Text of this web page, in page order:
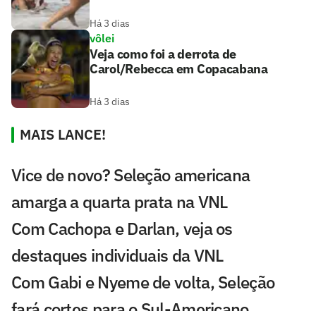
Há 3 dias
vôlei
Veja como foi a derrota de
Carol/Rebecca em Copacabana
Há 3 dias
MAIS LANCE!
Vice de novo? Seleção americana
amarga a quarta prata na VNL
Com Cachopa e Darlan, veja os
destaques individuais da VNL
Com Gabi e Nyeme de volta, Seleção